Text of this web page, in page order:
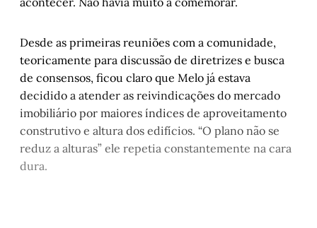
Desde as primeiras reuniões com a comunidade,
teoricamente para discussão de diretrizes e busca
de consensos, ficou claro que Melo já estava
decidido a atender as reivindicações do mercado
imobiliário por maiores índices de aproveitamento
construtivo e altura dos edifícios. “O plano não se
reduz a alturas” ele repetia constantemente na cara
dura.